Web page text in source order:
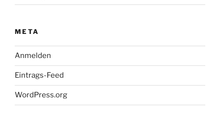
META
Anmelden
Eintrags-Feed
WordPress.org